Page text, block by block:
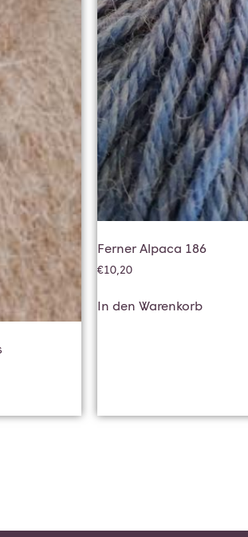
Ferner Alpaca 186
€10,20
In den Warenkorb